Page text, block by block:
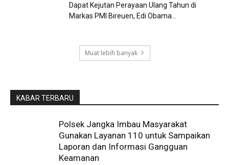
Dapat Kejutan Perayaan Ulang Tahun di
Markas PMI Bireuen, Edi Obama...
Muat lebih banyak
KABAR TERBARU
Polsek Jangka Imbau Masyarakat
Gunakan Layanan 110 untuk Sampaikan
Laporan dan Informasi Gangguan
Keamanan